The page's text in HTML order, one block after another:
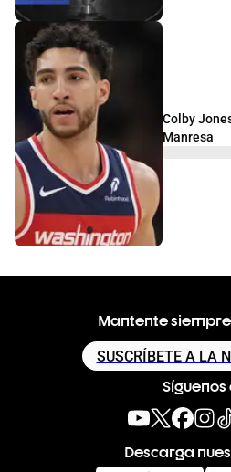
Colby
Manresa
Mantente
SUSCRÍBETE A LA
Síguenos
Descarga